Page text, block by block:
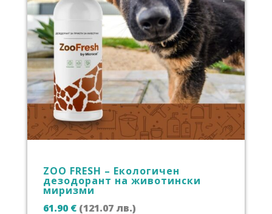
ZOO FRESH – Екологичен
дезодорант на животински
миризми
61.90 € (121.07 лв.)